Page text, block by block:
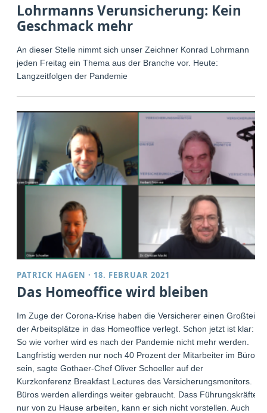
Lohrmanns Verunsicherung: Kein
Geschmack mehr
An dieser Stelle nimmt sich unser Zeichner Konrad Lohrmann
jeden Freitag ein Thema aus der Branche vor. Heute:
Langzeitfolgen der Pandemie
PATRICK HAGEN · 18. FEBRUAR 2021
Das Homeoffice wird bleiben
Im Zuge der Corona-Krise haben die Versicherer einen Großteil
der Arbeitsplätze in das Homeoffice verlegt. Schon jetzt ist klar:
So wie vorher wird es nach der Pandemie nicht mehr werden.
Langfristig werden nur noch 40 Prozent der Mitarbeiter im Büro
sein, sagte Gothaer-Chef Oliver Schoeller auf der
Kurzkonferenz Breakfast Lectures des Versicherungsmonitors.
Büros werden allerdings weiter gebraucht. Dass Führungskräfte
nur von zu Hause arbeiten, kann er sich nicht vorstellen. Auch